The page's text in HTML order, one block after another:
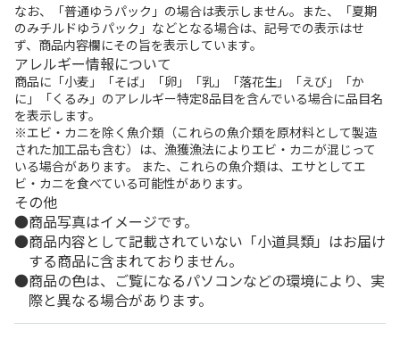
なお、「普通ゆうパック」の場合は表示しません。また、「夏期
のみチルドゆうパック」などとなる場合は、記号での表示はせ
ず、商品内容欄にその旨を表示しています。
アレルギー情報について
商品に「小麦」「そば」「卵」「乳」「落花生」「えび」「か
に」「くるみ」のアレルギー特定8品目を含んでいる場合に品目名
を表示します。
※エビ・カニを除く魚介類（これらの魚介類を原材料として製造
された加工品も含む）は、漁獲漁法によりエビ・カニが混じって
いる場合があります。 また、これらの魚介類は、エサとしてエ
ビ・カニを食べている可能性があります。
その他
商品写真はイメージです。
商品内容として記載されていない「小道具類」はお届け
する商品に含まれておりません。
商品の色は、ご覧になるパソコンなどの環境により、実
際と異なる場合があります。